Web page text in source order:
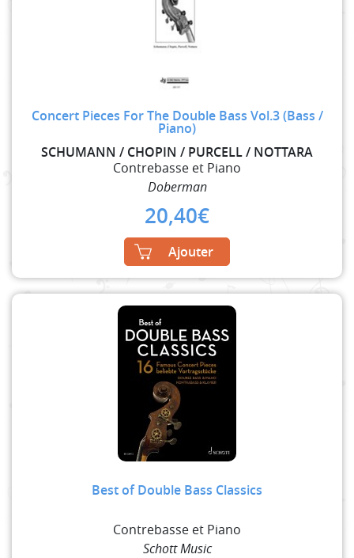
Concert Pieces For The Double Bass Vol.3 (Bass /
Piano)
SCHUMANN / CHOPIN / PURCELL / NOTTARA
Contrebasse et Piano
Doberman
20,40€
Ajouter
Best of Double Bass Classics
Contrebasse et Piano
Schott Music